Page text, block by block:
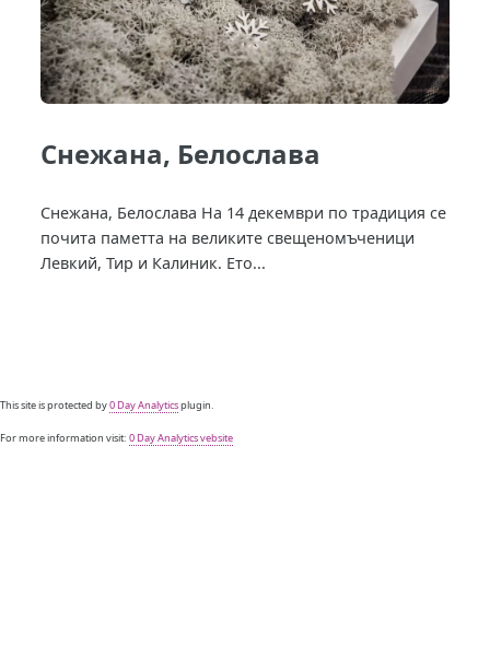
Снежана, Белослава
Снежана, Белослава На 14 декември по традиция се
почита паметта на великите свещеномъченици
Левкий, Тир и Калиник. Ето...
This site is protected by0 Day Analyticsplugin.
For more information visit: 0 Day Analytics vebsite